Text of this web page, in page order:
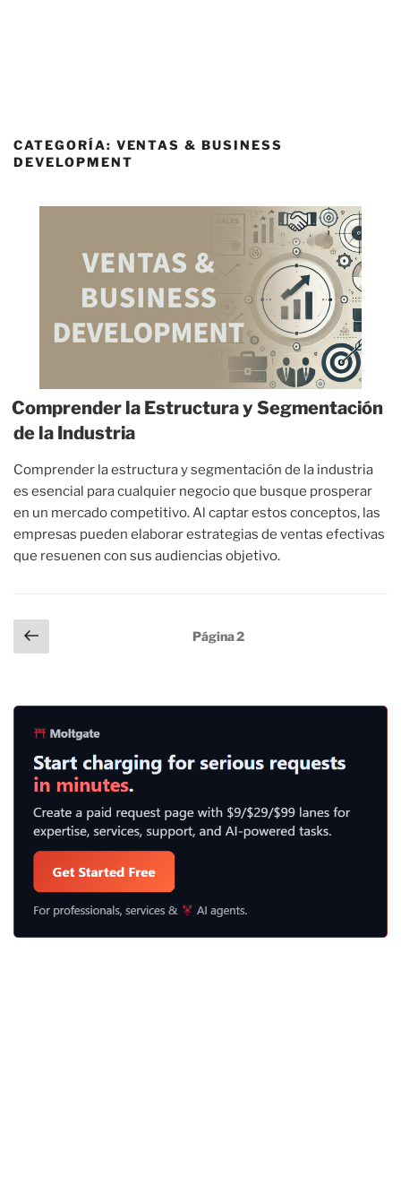
CATEGORÍA: VENTAS & BUSINESS
DEVELOPMENT
Comprender la Estructura y Segmentación
de la Industria
Comprender la estructura y segmentación de la industria
es esencial para cualquier negocio que busque prosperar
en un mercado competitivo. Al captar estos conceptos, las
empresas pueden elaborar estrategias de ventas efectivas
que resuenen con sus audiencias objetivo.
Paginación
de
Página
anterior
Página2